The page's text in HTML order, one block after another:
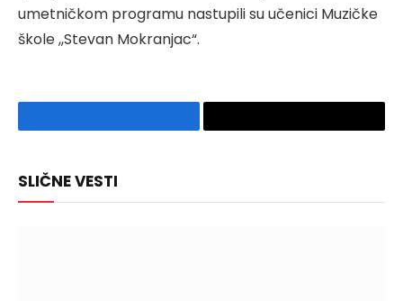
umetničkom programu nastupili su učenici Muzičke
škole ,,Stevan Mokranjac“.
Facebook
Copy
SLIČNE VESTI